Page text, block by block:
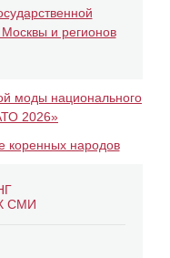
СМИ